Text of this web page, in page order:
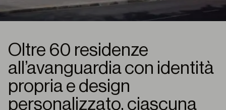
Oltre 60 residenze
all’avanguardia con identità
propria e design
personalizzato, ciascuna